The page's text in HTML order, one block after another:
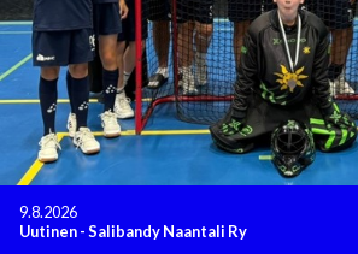
9.8.2026
Uutinen-Salibandy Naantali Ry